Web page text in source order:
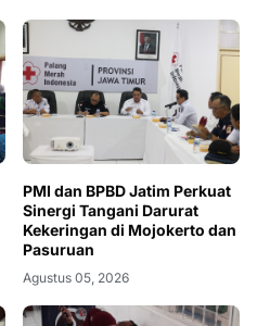
PMI dan BPBD Jatim Perkuat
Sinergi Tangani Darurat
Kekeringan di Mojokerto dan
Pasuruan
Agustus 05, 2026